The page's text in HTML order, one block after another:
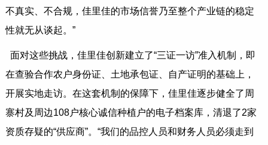
不真实、不合规，佳里佳的市场信誉乃至整个产业链的稳定
性就无从谈起。”
面对这些挑战，佳里佳创新建立了“三证一访”准入机制，即
在查验合作农户身份证、土地承包证、自产证明的基础上，
开展实地走访。在这套机制的保障下，佳里佳逐步健全了周
寨村及周边108户核心诚信种植户的电子档案库，清退了2家
资质存疑的“供应商”。“我们的品控人员和财务人员必须走到